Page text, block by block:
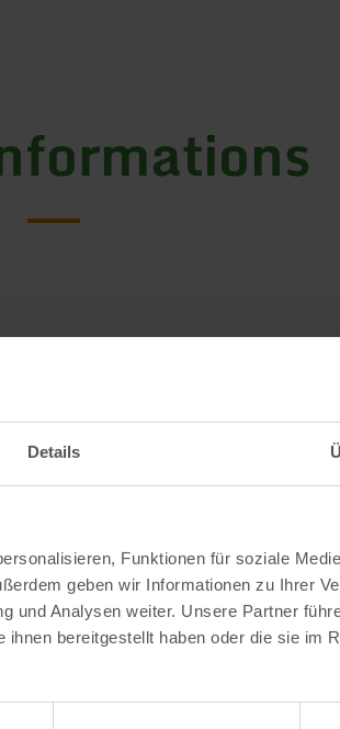
Details
Funktionen für soziale
geben wir Informationen zu Ihrer
und Analysen weiter. Unsere Partner
bereitgestellt haben oder die sie im